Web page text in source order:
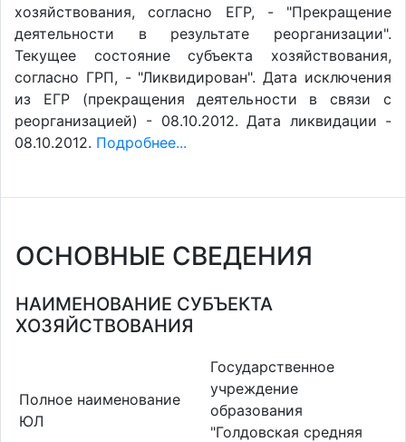
хозяйствования, согласно ЕГР, - "Прекращение
деятельности в результате реорганизации".
Текущее состояние субъекта хозяйствования,
согласно ГРП, - "Ликвидирован". Дата исключения
из ЕГР (прекращения деятельности в связи с
реорганизацией) - 08.10.2012. Дата ликвидации -
08.10.2012. Подробнее...
ОСНОВНЫЕ СВЕДЕНИЯ
НАИМЕНОВАНИЕ СУБЪЕКТА
ХОЗЯЙСТВОВАНИЯ
Полное наименование
ЮЛ
Государственное
учреждение
образования
"Голдовская средняя